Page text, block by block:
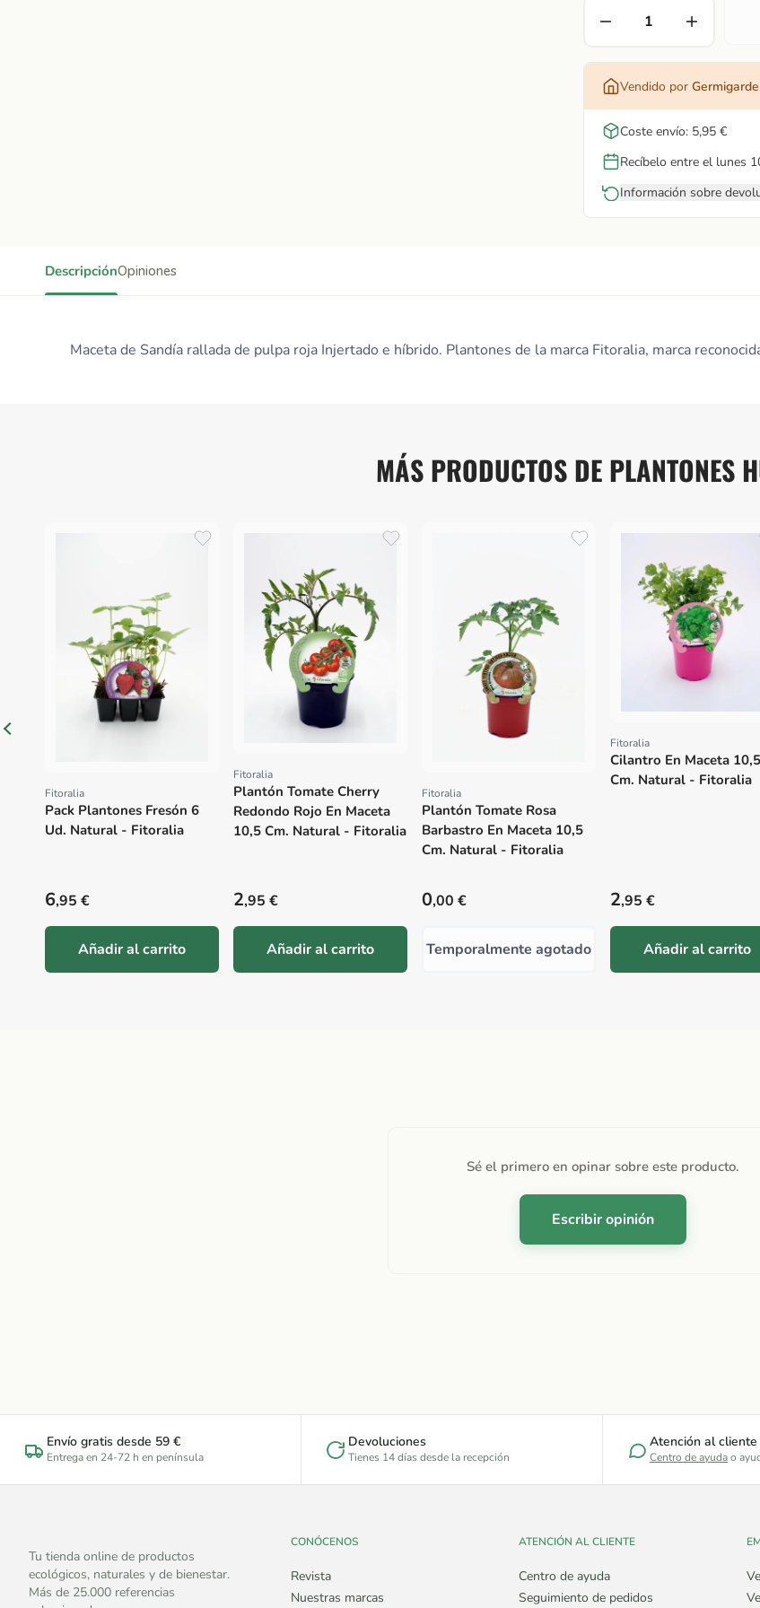
Vendido por
Coste envío: 5,95 €
Recíbelo entre el lunes
Información sobre
DescripciónOpiniones
Maceta de Sandía rallada de pulpa roja Injertado e híbrido. Plantones de la marca Fitoralia, marca
MÁS PRODUCTOS DE PLANTONES
Proveedor:
Fitoralia
Pack Plantones Fresón 6
Ud. Natural - Fitoralia
Precio habitual
6,95 €
Añadir al carrito
Proveedor:
Fitoralia
Plantón Tomate Cherry
Redondo Rojo En Maceta
10,5 Cm. Natural - Fitoralia
Precio habitual
2,95 €
Añadir al carrito
Proveedor:
Fitoralia
Plantón Tomate Rosa
Barbastro En Maceta 10,5
Cm. Natural - Fitoralia
Precio habitual
0,00 €
Temporalmente agotado
Proveedor:
Fitoralia
Cilantro En Maceta 10,5
Cm. Natural - Fitoralia
Precio habitual
2,95 €
Añadir al carrito
Sé el primero en opinar sobre este producto.
Escribir opinión
Envío gratis desde 59 €
Entrega en 24-72 h en península
Devoluciones
Tienes 14 días desde la recepción
Atención al cliente
Centro de ayudao
Tu tienda online de productos
ecológicos, naturales y de bienestar.
Más de 25.000 referencias
CONÓCENOS
Revista
Nuestras marcas
ATENCIÓN AL CLIENTE
Centro de ayuda
Seguimiento de pedidos